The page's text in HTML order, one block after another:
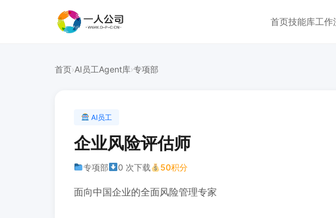
首页技能库工作
首页›AI员工Agent库›专项部
AI员工
企业风险评估师
专项部 0 次下载 50积分
面向中国企业的全面风险管理专家